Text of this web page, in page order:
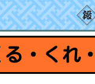
・くれ